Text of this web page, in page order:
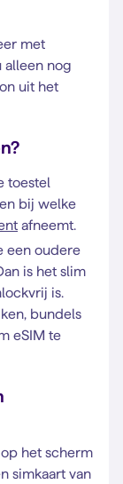
met
alleen nog
uit het
toestel
bij welke
afneemt.
een oudere
is het slim
is.
bundels
eSIM te
het scherm
simkaart van